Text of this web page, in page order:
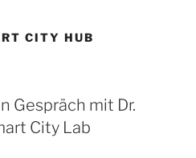
CITY HUB
Gespräch mit Dr.
City Lab